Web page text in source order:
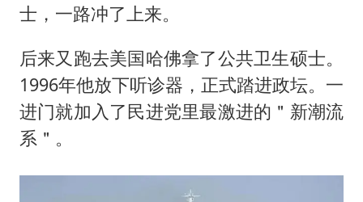
士，一路冲了上来。
后来又跑去美国哈佛拿了公共卫生硕士。
1996年他放下听诊器，正式踏进政坛。一
进门就加入了民进党里最激进的＂新潮流
系＂。